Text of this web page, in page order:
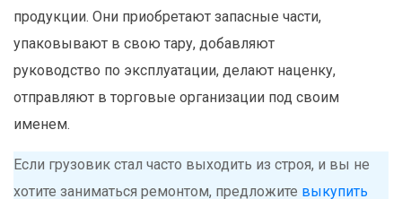
продукции. Они приобретают запасные части,
упаковывают в свою тару, добавляют
руководство по эксплуатации, делают наценку,
отправляют в торговые организации под своим
именем.
Если грузовик стал часто выходить из строя, и вы не
хотите заниматься ремонтом, предложите выкупить